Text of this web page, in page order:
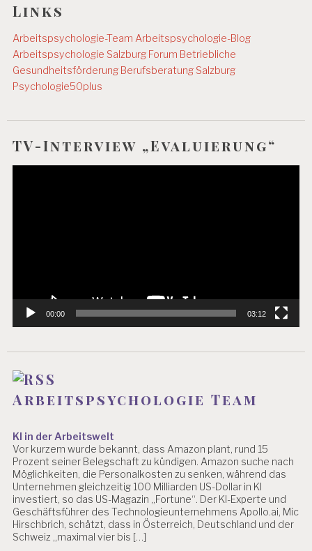
Links
Arbeitspsychologie-TeamArbeitspsychologie-Blog
Arbeitspsychologie Salzburg Forum Betriebliche
Gesundheitsförderung Berufsberatung Salzburg
Psychologie50plus
TV-Interview „Evaluierung“
00:00 03:12
Arbeitspsychologie Team
KI in der Arbeitswelt
Vor kurzem wurde bekannt, dass Amazon plant, rund 15
Prozent seiner Belegschaft zu kündigen. Amazon suche nach
Möglichkeiten, die Personalkosten zu senken, während das
Unternehmen gleichzeitig 100 Milliarden US-Dollar in KI
investiert, so das US-Magazin „Fortune“. Der KI-Experte und
Geschäftsführer des Technologieunternehmens Apollo.ai, Mic
Hirschbrich, schätzt, dass in Österreich, Deutschland und der
Schweiz „maximal vier bis […]